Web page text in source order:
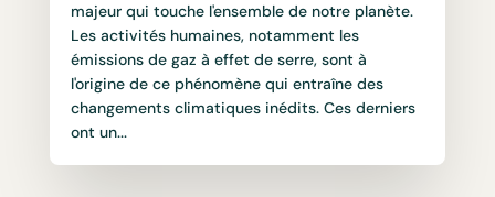
majeur qui touche l'ensemble de notre planète.
Les activités humaines, notamment les
émissions de gaz à effet de serre, sont à
l'origine de ce phénomène qui entraîne des
changements climatiques inédits. Ces derniers
ont un...